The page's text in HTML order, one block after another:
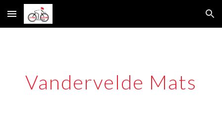
Skip to main content Skip to navigation
Vandervelde Mats